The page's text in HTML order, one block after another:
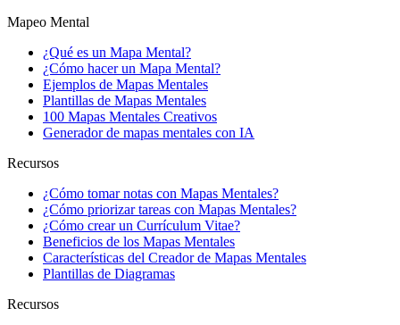
Mapeo Mental
¿Qué es un Mapa Mental?
¿Cómo hacer un Mapa Mental?
Ejemplos de Mapas Mentales
Plantillas de Mapas Mentales
100 Mapas Mentales Creativos
Generador de mapas mentales con IA
Recursos
¿Cómo tomar notas con Mapas Mentales?
¿Cómo priorizar tareas con Mapas Mentales?
¿Cómo crear un Currículum Vitae?
Beneficios de los Mapas Mentales
Características del Creador de Mapas Mentales
Plantillas de Diagramas
Recursos